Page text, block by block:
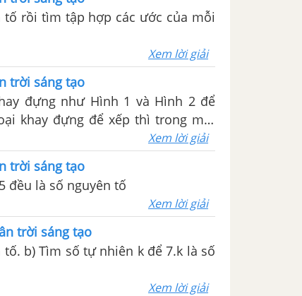
tố rồi tìm tập hợp các ước của mỗi
Xem lời giải
trời sáng tạo
đựng như Hình 1 và Hình 2 để
khay đựng để xếp thì trong mỗi
để đựng hết số trứng trên?Xem lời giải
trời sáng tạo
đều là số nguyên tố
Xem lời giải
trời sáng tạo
b) Tìm số tự nhiên k để 7.k là số
Xem lời giải